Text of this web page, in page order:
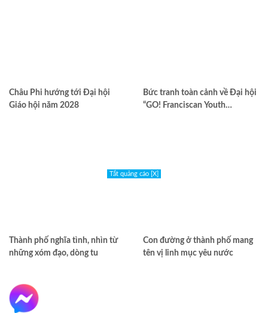
Châu Phi hướng tới Đại hội
Giáo hội năm 2028
Bức tranh toàn cảnh về Đại hội
“GO! Franciscan Youth
Thành phố nghĩa tình, nhìn từ
những xóm đạo, dòng tu
Con đường ở thành phố mang
tên vị linh mục yêu nước
Tắt quảng cáo [X]